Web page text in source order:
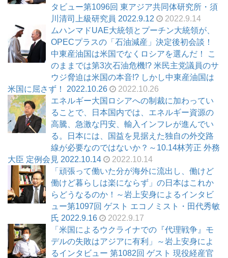
タビュー第1096回 東アジア共同体研究所・須
川清司上級研究員 2022.9.12
2022.9.14
ムハンマドUAE大統領とプーチン大統領が、
OPECプラスの「石油減産」決定後初会談！
中東産油国は米国でなくロシアを選んだ！ こ
のままでは第3次石油危機!? 米民主党議員のサ
ウジ脅迫は米国の本音!? しかし中東産油国は
米国に屈さず！ 2022.10.26
2022.10.26
エネルギー大国ロシアへの制裁に加わってい
ることで、日本国内では、エネルギー資源の
高騰、急激な円安、輸入インフレが進んでい
る。日本には、国益を見据えた独自の外交路
線が必要なのではないか？～10.14林芳正 外務
大臣 定例会見 2022.10.14
2022.10.14
「頑張って働いた分が海外に流出し、働けど
働けど暮らしは楽にならず」の日本はこれか
らどうなるのか！～岩上安身によるインタビ
ュー第1097回 ゲスト エコノミスト・田代秀敏
氏 2022.9.16
2022.9.17
「米国によるウクライナでの『代理戦争』モ
デルの失敗はアジアに有利」～岩上安身によ
るインタビュー 第1082回 ゲスト 現役経産官